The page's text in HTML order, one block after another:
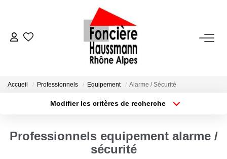
ACHETER
LOUER
Nos Biens En Location
Accueil Professionnels Equipement Alarme / Sécurité
Modifier les critères de recherche
Type de bien
Surface min
Professionnels equipement alarme /
sécurité